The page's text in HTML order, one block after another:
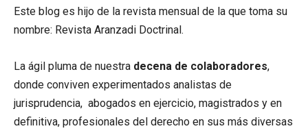
Este blog es hijo de la revista mensual de la que toma su
nombre: Revista Aranzadi Doctrinal.
La ágil pluma de nuestra decena de colaboradores,
donde conviven experimentados analistas de
jurisprudencia, abogados en ejercicio, magistrados y en
definitiva, profesionales del derecho en sus más diversas